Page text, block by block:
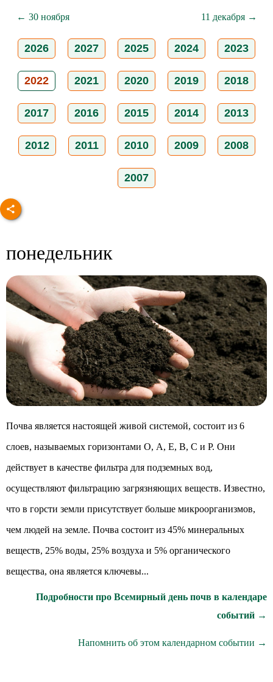
← 30 ноября 11 декабря →
2026 2027 2025 2024 2023
2022 2021 2020 2019 2018
2017 2016 2015 2014 2013
2012 2011 2010 2009 2008
2007
понедельник
Почва является настоящей живой системой, состоит из 6
слоев, называемых горизонтами О, А, Е, В, С и Р. Они
действует в качестве фильтра для подземных вод,
осуществляют фильтрацию загрязняющих веществ. Известно,
что в горсти земли присутствует больше микроорганизмов,
чем людей на земле. Почва состоит из 45% минеральных
веществ, 25% воды, 25% воздуха и 5% органического
вещества, она является ключевы...
Подробности про Всемирный день почв в календаре
событий →
Напомнить об этом календарном событии →